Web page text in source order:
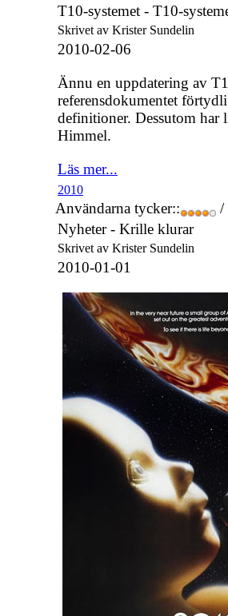
T10-systemet - T10-
Skrivet av Krister Sundelin
2010-02-06
Ännu en uppdatering av
referensdokumentet
definitioner. Dessutom har
Himmel.
Läs mer...
2010
Användarna tycker::
/
Nyheter - Krille klurar
Skrivet av Krister Sundelin
2010-01-01